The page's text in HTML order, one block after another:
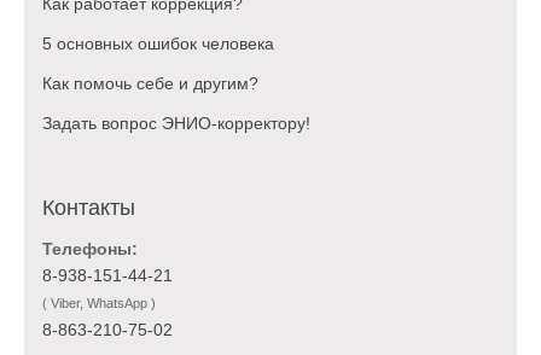
5 основных ошибок человека
Как помочь себе и другим?
Задать вопрос ЭНИО-корректору!
Контакты
Телефоны:
8-938-151-44-21
( Viber, WhatsApp )
8-863-210-75-02